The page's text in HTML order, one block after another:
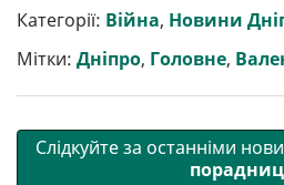
р
и
т
и
b
o
o
k
t
e
r
l g
r
a
m
s
A
p
p
Категорії: Війна, Новини
Мітки: Дніпро, Головне,
Слідкуйте за останніми